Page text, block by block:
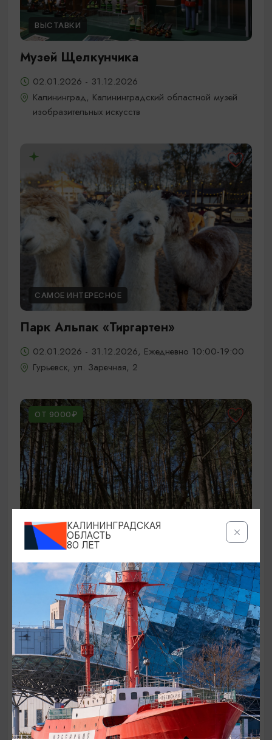
ВЫСТАВКИ
Музей Щелкунчика
02.01.2026 - 31.12.2026
Калининград, Калининградский областной музей
изобразительных искусств
САМОЕ ИНТЕРЕСНОЕ
Парк Альпак «Тиргартен»
02.01.2026 - 31.12.2026, Ежедневно 10:00-19:00
Гурьевск, ул. Заречная, 2
ОТ 9000₽
ЭКСКУРСИИ УЧРЕЖДЕНИЙ КУЛЬТУРЫ
Аудиоспектакль «Истории Куршской
косы»
01.02.2026 - 31.12.2026, 13:00
Куршская коса
ОТ 2500₽
КАЛИНИНГРАДСКАЯ
ОБЛАСТЬ
80 ЛЕТ